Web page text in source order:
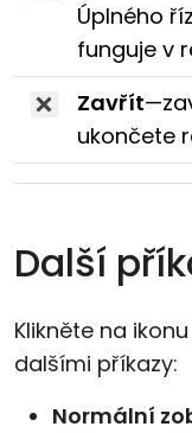
Úplného
funguje v
Zavřít
ukončete
Další
Klikněte na
dalšími příkazy:
Normální